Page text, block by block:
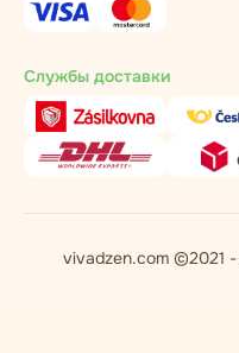
Службы доставки
vivadzen.com ©2021